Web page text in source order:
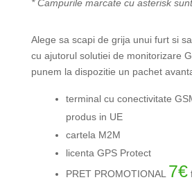
* Campurile marcate cu asterisk
Alege sa scapi de grija unui furt si
cu ajutorul solutiei de monitorizare
punem la dispozitie un pachet
terminal cu conectivitate
produs in UE
cartela M2M
licenta GPS Protect
PRET PROMOTIONAL 7€